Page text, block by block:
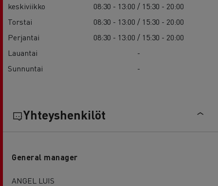
keskiviikko
08:30 - 13:00 / 15:30 - 20:00
Torstai
08:30 - 13:00 / 15:30 - 20:00
Perjantai
08:30 - 13:00 / 15:30 - 20:00
Lauantai
-
Sunnuntai
-
Yhteyshenkilöt
General manager
ANGEL LUIS